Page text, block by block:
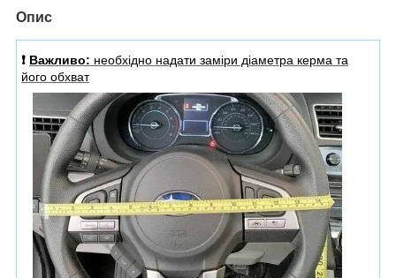
Опис
❗️ Важливо: необхідно надати заміри діаметра керма та
його обхват